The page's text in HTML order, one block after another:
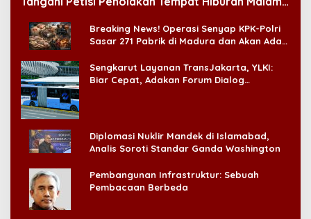
Breaking News! Operasi Senyap KPK-Polri
Sasar 271 Pabrik di Madura dan Akan Ada
Sengkarut Layanan TransJakarta, YLKI:
Biar Cepat, Adakan Forum Dialog
Diplomasi Nuklir Mandek di Islamabad,
Analis Soroti Standar Ganda Washington
Pembangunan Infrastruktur: Sebuah
Pembacaan Berbeda